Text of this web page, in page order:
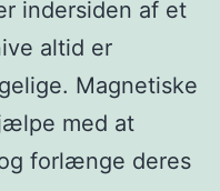
indersiden af et
altid er
Magnetiske
med at
forlænge deres